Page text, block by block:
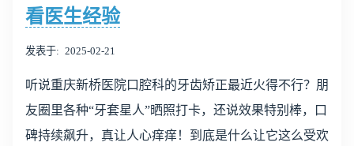
看医生经验
发表于 2025-02-21
听说重庆新桥医院口腔科的牙齿矫正最近火得不行？朋
友圈里各种“牙套星人”晒照打卡，还说效果特别棒，口
碑持续飙升，真让人心痒痒！到底是什么让它这么受欢